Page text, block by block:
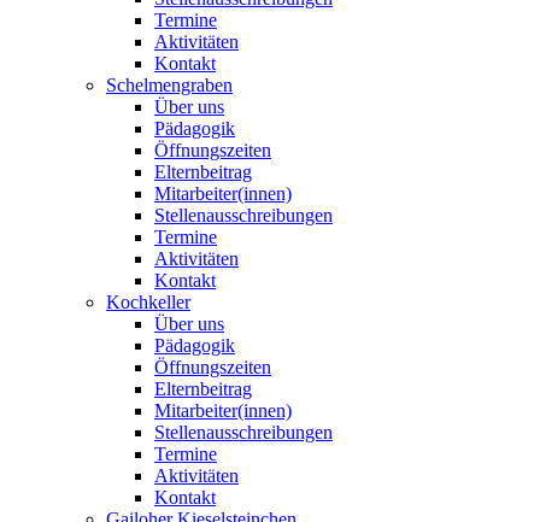
Termine
Aktivitäten
Kontakt
Schelmengraben
Über uns
Pädagogik
Öffnungszeiten
Elternbeitrag
Mitarbeiter(innen)
Stellenausschreibungen
Termine
Aktivitäten
Kontakt
Kochkeller
Über uns
Pädagogik
Öffnungszeiten
Elternbeitrag
Mitarbeiter(innen)
Stellenausschreibungen
Termine
Aktivitäten
Kontakt